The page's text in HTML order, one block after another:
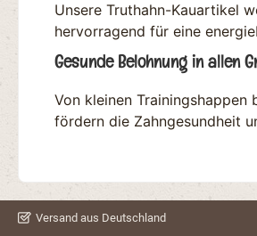
Analytische Bestandteile
51,3%Rohfett 28%Rohasche
3,1%Feuchtigkeit 9,0% Dieses
stellt ein Einzelfuttermittel für
dar.Bitte beachten: Da es
Farbe, Größe und Gewicht
unterscheiden. Teilweise
auch außerhalb der
Unsere Truthahn-Kauartikel
hervorragend für eine
Gesunde Belohnung in allen
Von kleinen
fördern die Zahngesundheit
Versand aus Deutschland